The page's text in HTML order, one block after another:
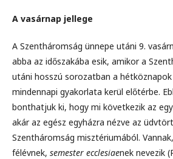
A vasárnap jellege
A Szentháromság ünnepe utáni 9.
abba az időszakába esik, amikor a
utáni hosszú sorozatban a
mindennapi gyakorlata kerül előtérbe.
bonthatjuk ki, hogy mi következik az
akár az egész egyházra nézve az
Szentháromság misztériumából.
félévnek, semester ecclesiaenek nevezik